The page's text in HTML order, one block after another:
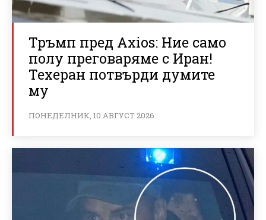
Тръмп пред Axios: Ние само
полу преговаряме с Иран!
Техеран потвърди думите
му
ПОНЕДЕЛНИК, 10 АВГУСТ 2026